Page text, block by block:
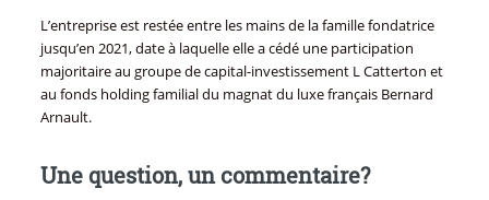
L’entreprise est restée entre les mains de la famille fondatrice
jusqu’en 2021, date à laquelle elle a cédé une participation
majoritaire au groupe de capital-investissement L Catterton et
au fonds holding familial du magnat du luxe français Bernard
Arnault.
Une question, un commentaire?